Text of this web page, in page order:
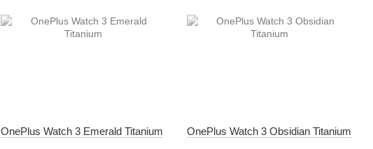
OnePlus Watch 3 Emerald Titanium
OnePlus Watch 3 Obsidian Titanium